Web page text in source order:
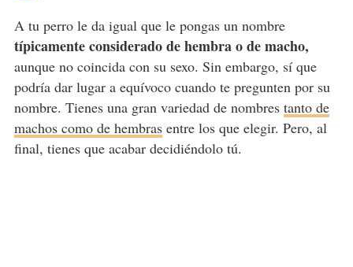
A tu perro le da igual que le pongas un nombre
típicamente considerado de hembra o de macho,
aunque no coincida con su sexo. Sin embargo, sí que
podría dar lugar a equívoco cuando te pregunten por su
nombre. Tienes una gran variedad de nombres tanto de
machos como de hembrasentre los que elegir. Pero, al
final, tienes que acabar decidiéndolo tú.